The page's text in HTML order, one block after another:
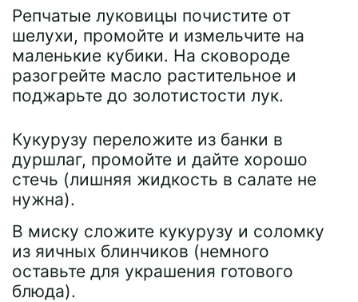
Репчатые луковицы почистите от
шелухи, промойте и измельчите на
маленькие кубики. На сковороде
разогрейте масло растительное и
поджарьте до золотистости лук.
Кукурузу переложите из банки в
дуршлаг, промойте и дайте хорошо
стечь (лишняя жидкость в салате не
нужна).
В миску сложите кукурузу и соломку
из яичных блинчиков (немного
оставьте для украшения готового
блюда).